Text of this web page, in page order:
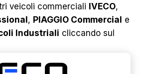
veicoli commerciali IVECO,
, PIAGGIO Commercial e
Industriali cliccando sul